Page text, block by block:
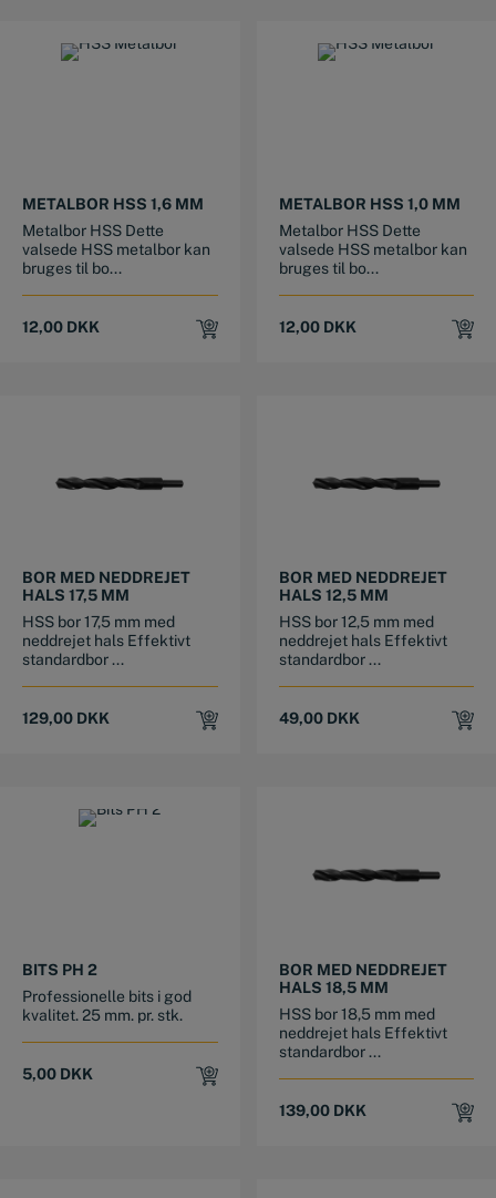
METALBOR HSS 1,6 MM
Metalbor HSS Dette
valsede HSS metalbor kan
bruges til bo...
12,00 DKK
METALBOR HSS 1,0 MM
Metalbor HSS Dette
valsede HSS metalbor kan
bruges til bo...
12,00 DKK
BOR MED NEDDREJET
HALS 17,5 MM
HSS bor 17,5 mm med
neddrejet hals Effektivt
standardbor ...
129,00 DKK
BOR MED NEDDREJET
HALS 12,5 MM
HSS bor 12,5 mm med
neddrejet hals Effektivt
standardbor ...
49,00 DKK
BITS PH 2
Professionelle bits i god
kvalitet. 25 mm. pr. stk.
5,00 DKK
BOR MED NEDDREJET
HALS 18,5 MM
HSS bor 18,5 mm med
neddrejet hals Effektivt
standardbor ...
139,00 DKK